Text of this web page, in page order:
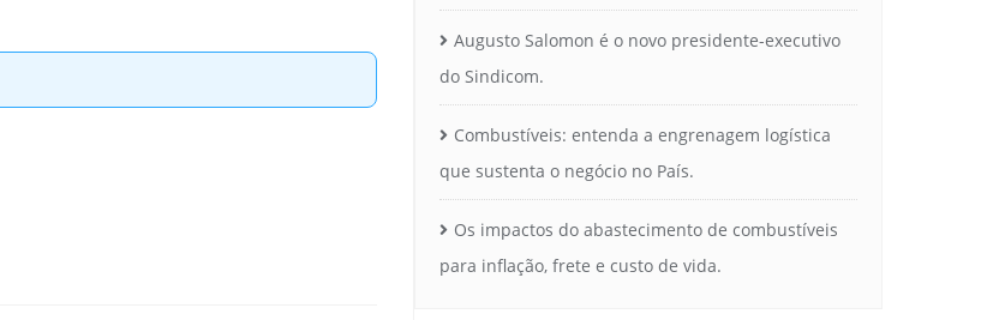
Augusto Salomon é o novo presidente-executivo
do Sindicom.
Combustíveis: entenda a engrenagem logística
que sustenta o negócio no País.
Os impactos do abastecimento de combustíveis
para inflação, frete e custo de vida.